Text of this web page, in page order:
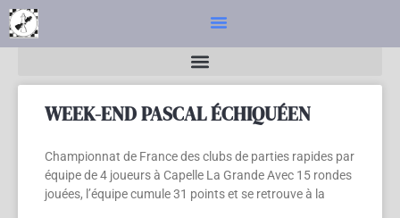
ARCHIVES
WEEK-END PASCAL ÉCHIQUÉEN
Championnat de France des clubs de parties rapides par
équipe de 4 joueurs à Capelle La Grande Avec 15 rondes
jouées, l’équipe cumule 31 points et se retrouve à la